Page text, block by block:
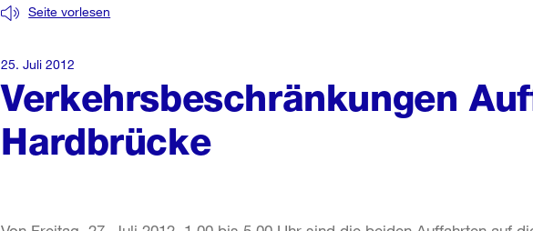
Verkehrsbeschränkungen
Hardbrücke
Seite vorlesen
25. Juli 2012